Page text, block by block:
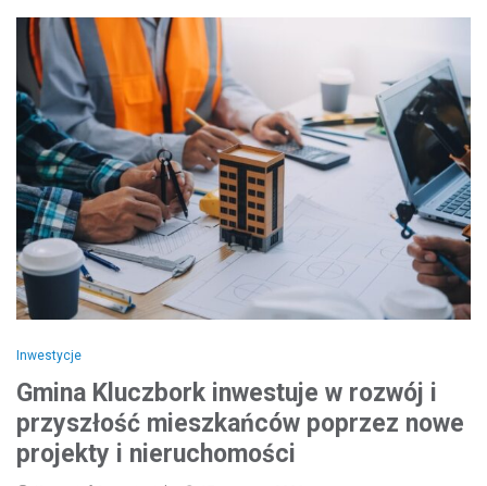
Inwestycje
Gmina Kluczbork inwestuje w rozwój i
przyszłość mieszkańców poprzez nowe
projekty i nieruchomości